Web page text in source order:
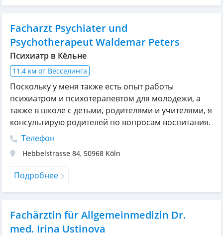
Facharzt Psychiater und
Psychotherapeut Waldemar Peters
Психиатр в Кёльне
11,4 км от Весселинга
Поскольку у меня также есть опыт работы
психиатром и психотерапевтом для молодежи, а
также в школе с детьми, родителями и учителями, я
консультирую родителей по вопросам воспитания.
Телефон
Hebbelstrasse 84, 50968 Köln
Подробнее
Fachärztin für Allgemeinmedizin Dr.
med. Irina Ustinova